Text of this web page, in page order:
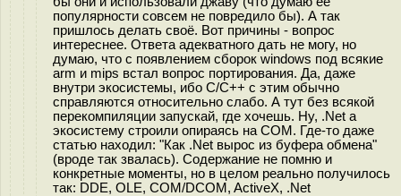
популярности совсем не повредило бы). А так
пришлось делать своё. Вот причины - вопрос
интереснее. Ответа адекватного дать не могу, но
думаю, что с появлением сборок windows под всякие
arm и mips встал вопрос портирования. Да, даже
внутри экосистемы, ибо C/C++ с этим обычно
справляются относительно слабо. А тут без всякой
перекомпиляции запускай, где хочешь. Ну, .Net а
экосистему строили опираясь на COM. Где-то даже
статью находил: "Как .Net вырос из буфера обмена"
(вроде так звалась). Содержание не помню и
конкретные моменты, но в целом реально получилось
так: DDE, OLE, COM/DCOM, ActiveX, .Net